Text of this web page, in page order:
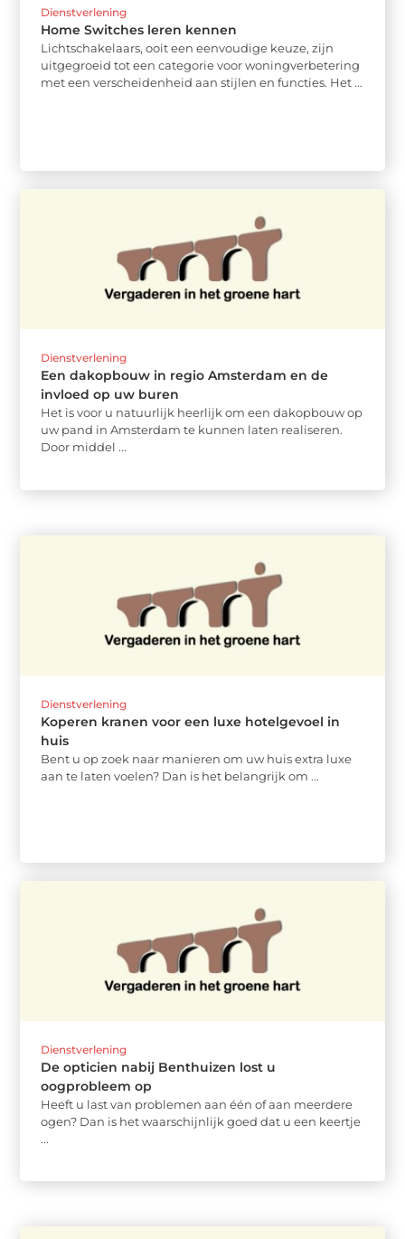
Dienstverlening
Home Switches leren kennen
Lichtschakelaars, ooit een eenvoudige keuze, zijn
uitgegroeid tot een categorie voor woningverbetering
met een verscheidenheid aan stijlen en functies. Het ...
Dienstverlening
Een dakopbouw in regio Amsterdam en de
invloed op uw buren
Het is voor u natuurlijk heerlijk om een dakopbouw op
uw pand in Amsterdam te kunnen laten realiseren.
Door middel ...
Dienstverlening
Koperen kranen voor een luxe hotelgevoel in
huis
Bent u op zoek naar manieren om uw huis extra luxe
aan te laten voelen? Dan is het belangrijk om ...
Dienstverlening
De opticien nabij Benthuizen lost u
oogprobleem op
Heeft u last van problemen aan één of aan meerdere
ogen? Dan is het waarschijnlijk goed dat u een keertje
...